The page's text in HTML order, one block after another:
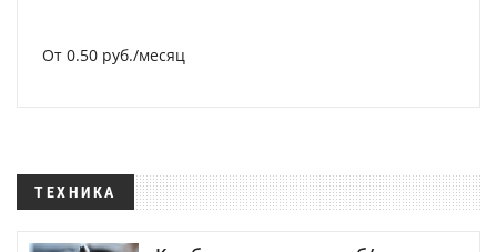
От 0.50 руб./месяц
ТЕХНИКА